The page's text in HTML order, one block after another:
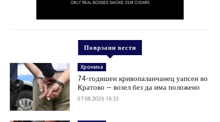
Поврзани вести
Хроника
74-годишен кривопаланчанец уапсен во
Кратово – возел без да има положено
07.08.2026 16:33